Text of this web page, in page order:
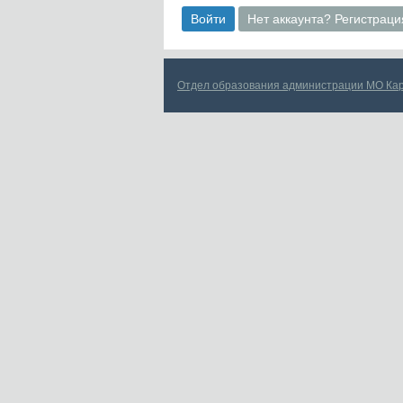
Войти Нет аккаунта?
Отдел образования администрации МО